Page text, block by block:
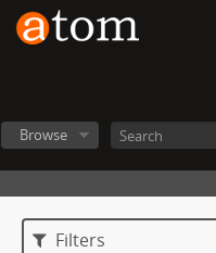
Browse
Filters